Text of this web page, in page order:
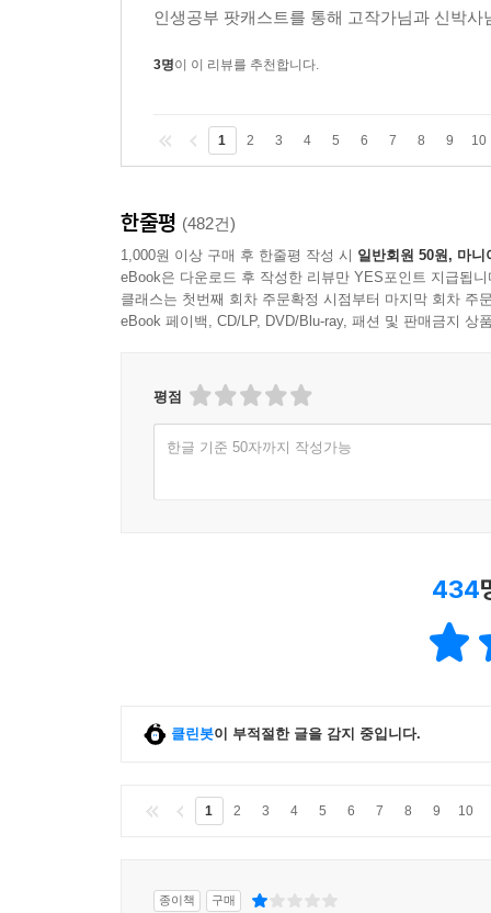
인생공부 팟캐스트를 통해 고작가님과 신박
3명이 이 리뷰를 추천합니다.
1 2 3 4 5 6 7 8 9 10
한줄평 (482건)
1,000원 이상 구매 후 한줄평 작성 시 일반회원 50원, 마니
eBook은 다운로드 후 작성한 리뷰만 YES포인트 지급됩니
클래스는 첫번째 회차 주문확정 시점부터 마지막 회차 주
eBook 페이백, CD/LP, DVD/Blu-ray, 패션 및 판매금지 상
평점
한글 기준 50자까지 작성가능
434
클린봇이 부적절한 글을 감지 중입니다.
1 2 3 4 5 6 7 8 9 10
종이책 구매